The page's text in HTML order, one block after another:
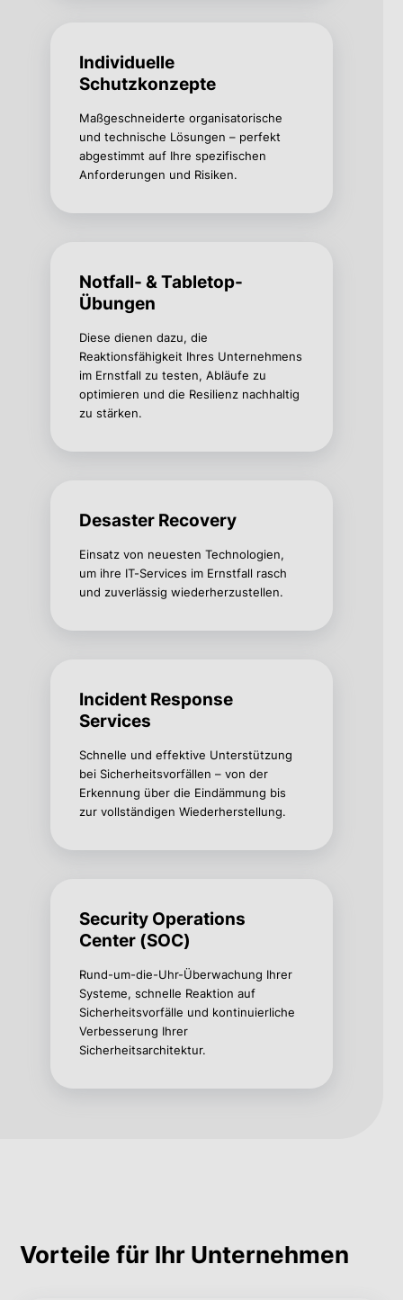
Individuelle
Schutzkonzepte
Maßgeschneiderte organisatorische
und technische Lösungen – perfekt
abgestimmt auf Ihre spezifischen
Anforderungen und Risiken.
Notfall- & Tabletop-
Übungen
Diese dienen dazu, die
Reaktionsfähigkeit Ihres Unternehmens
im Ernstfall zu testen, Abläufe zu
optimieren und die Resilienz nachhaltig
zu stärken.
Desaster Recovery
Einsatz von neuesten Technologien,
um ihre IT-Services im Ernstfall rasch
und zuverlässig wiederherzustellen.
Incident Response
Services
Schnelle und effektive Unterstützung
bei Sicherheitsvorfällen – von der
Erkennung über die Eindämmung bis
zur vollständigen Wiederherstellung.
Security Operations
Center (SOC)
Rund-um-die-Uhr-Überwachung Ihrer
Systeme, schnelle Reaktion auf
Sicherheitsvorfälle und kontinuierliche
Verbesserung Ihrer
Sicherheitsarchitektur.
Vorteile für Ihr Unternehmen